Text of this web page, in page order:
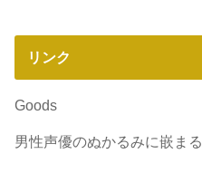
リンク
Goods
男性声優のぬかるみに嵌まる